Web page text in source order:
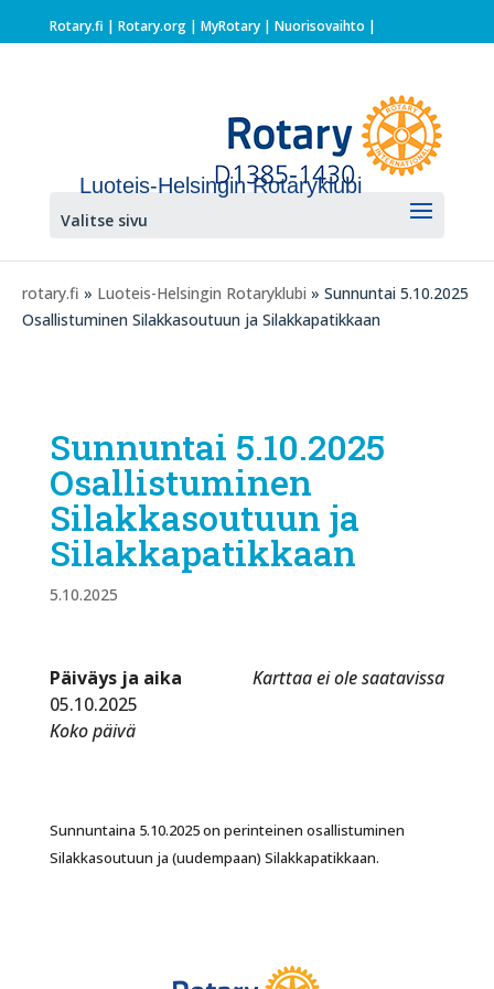
Rotary.fi | Rotary.org| MyRotary | Nuorisovaihto |
Luoteis-Helsingin Rotaryklubi
Valitse sivu
rotary.fi » Luoteis-Helsingin Rotaryklubi » Sunnuntai 5.10.2025
Osallistuminen Silakkasoutuun ja Silakkapatikkaan
Sunnuntai 5.10.2025
Osallistuminen
Silakkasoutuun ja
Silakkapatikkaan
5.10.2025
Karttaa ei ole saatavissa
Päiväys ja aika
05.10.2025
Koko päivä
Sunnuntaina 5.10.2025 on perinteinen osallistuminen
Silakkasoutuun ja (uudempaan) Silakkapatikkaan.